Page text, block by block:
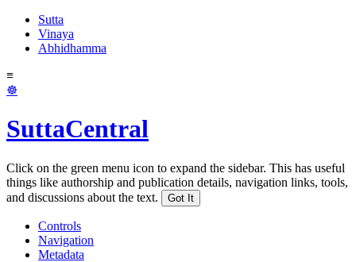
Sutta
Vinaya
Abhidhamma
≡
☸
SuttaCentral
Click on the green menu icon to expand the sidebar. This has useful
things like authorship and publication details, navigation links, tools,
and discussions about the text.
Got It
Controls
Navigation
Metadata